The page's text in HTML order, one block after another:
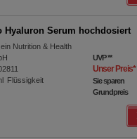
Hyaluron Serum hochdosiert
Nutrition & Health
Flüssigkeit
UVP**
Unser Preis*
Sie sparen
Grundpreis